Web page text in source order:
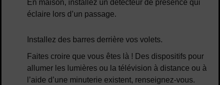
En maison, installez un détecteur de présence qui
éclaire lors d’un passage.
Installez des barres derrière vos volets.
Faites croire que vous êtes là ! Des dispositifs pour
allumer les lumières ou la télévision à distance ou à
l’aide d’une minuterie existent, renseignez-vous.